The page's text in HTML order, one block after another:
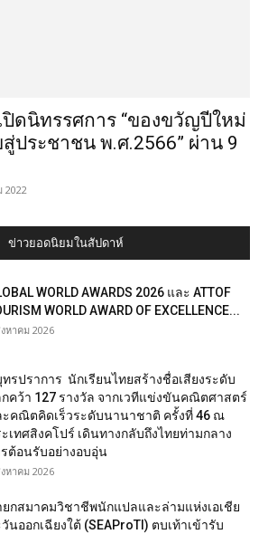
ดนิทรรศการ “ของขวัญปีใหม่
ประชาชน พ.ศ.2566” ผ่าน 9
2022
ข่าวยอดนิยมในสัปดาห์
WORLD AWARDS 2026 และ ATTOF
WORLD AWARD OF EXCELLENCE...
หาคม 2026
รปราการ นักเรียนไทยสร้างชื่อเสียงระดับ
คว้า 127 รางวัล จากเวทีแข่งขันคณิตศาสตร์
ะคณิตคิดเร็วระดับนานาชาติ ครั้งที่ 46 ณ
เทศสิงคโปร์ เดินทางกลับถึงไทยท่ามกลาง
รต้อนรับอย่างอบอุ่น
หาคม 2026
กสมาคมวิชาชีพนักแปลและล่ามแห่งเอเชีย
นออกเฉียงใต้ (SEAProTI) ตบเท้าเข้ารับ